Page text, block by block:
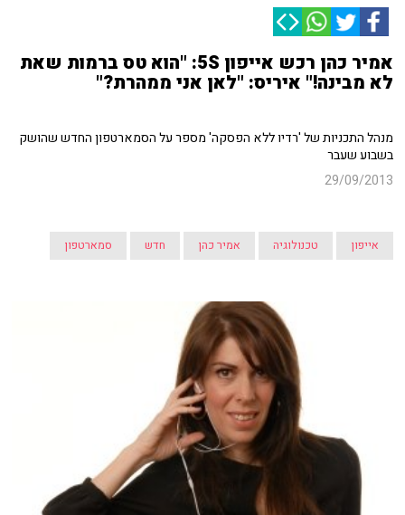
אמיר כהן רכש אייפון 5S: "הוא טס ברמות שאת
לא מבינה!" איריס: "לאן אני ממהרת?"
מנהל התכניות של 'רדיו ללא הפסקה' מספר על הסמארטפון החדש שהושק
בשבוע שעבר
29/09/2013
אייפון טכנולוגיה אמיר כהן חדש סמארטפון